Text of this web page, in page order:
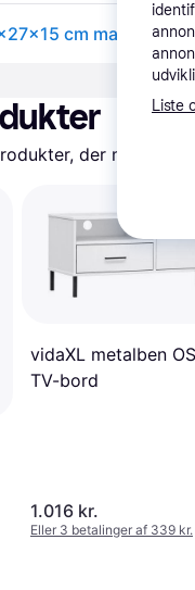
cm massivt
der matcher
vidaXL metalben
TV-bord
1.016 kr.
Eller 3 betalinger af 339 kr.
Liste